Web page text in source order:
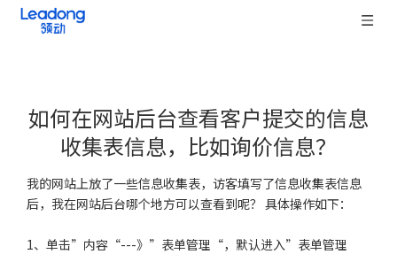
如何在网站后台查看客户提交的信息
收集表信息，比如询价信息？
["wechat","weibo","qzone","douban","email"]
我的网站上放了一些信息收集表，访客填写了信息收集表信息
后，我在网站后台哪个地方可以查看到呢？ 具体操作如下：
1、单击”内容“---》”表单管理“，默认进入”表单管理